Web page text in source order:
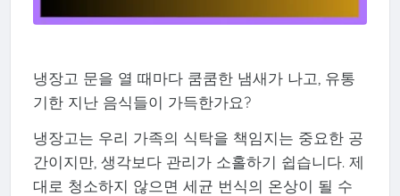
냉장고 문을 열 때마다 쿰쿰한 냄새가 나고, 유통
기한 지난 음식들이 가득한가요?
냉장고는 우리 가족의 식탁을 책임지는 중요한 공
간이지만, 생각보다 관리가 소홀하기 쉽습니다. 제
대로 청소하지 않으면 세균 번식의 온상이 될 수